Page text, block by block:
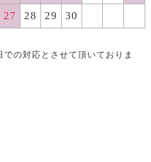
27 28 29 30
の対応とさせて頂いておりま